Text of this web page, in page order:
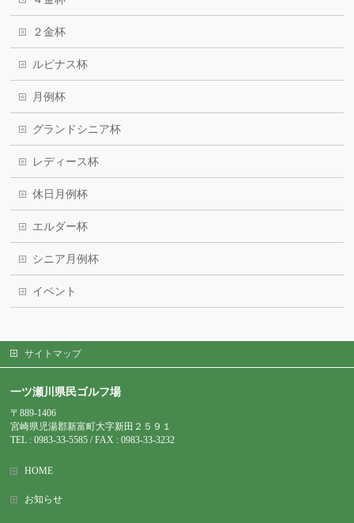
２金杯
ルピナス杯
月例杯
グランドシニア杯
レディース杯
休日月例杯
エルダー杯
シニア月例杯
イベント
サイトマップ
一ツ瀬川県民ゴルフ場
〒889-1406
宮崎県児湯郡新富町大字新田２５９１
TEL : 0983-33-5585 / FAX : 0983-33-3232
HOME
お知らせ